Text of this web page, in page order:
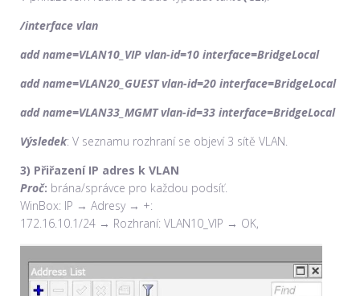
/interface vlan
add name=VLAN10_VIP vlan-id=10 interface=BridgeLocal
add name=VLAN20_GUEST vlan-id=20 interface=BridgeLocal
add name=VLAN33_MGMT vlan-id=33 interface=BridgeLocal
Výsledek: V seznamu rozhraní se objeví 3 sítě VLAN.
3) Přiřazení IP adres k VLAN
Proč: brána/správce pro každou podsíť.
WinBox: IP → Adresy → +:
172.16.10.1/24 → Rozhraní: VLAN10_VIP → OK,